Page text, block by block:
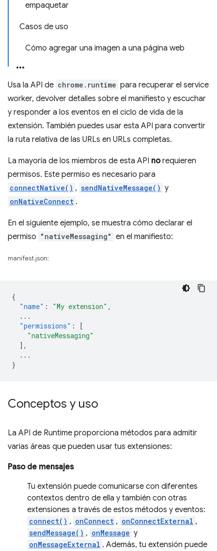
empaquetar
Casos de uso
Cómo agregar una imagen a una página web
Usa la API de chrome.runtime para recuperar el service
worker, devolver detalles sobre el manifiesto y escuchar
y responder a los eventos en el ciclo de vida de la
extensión. También puedes usar esta API para convertir
la ruta relativa de las URLs en URLs completas.
La mayoría de los miembros de esta API norequieren
permisos. Este permiso es necesario para
connectNative() , sendNativeMessage() y
onNativeConnect .
En el siguiente ejemplo, se muestra cómo declarar el
permiso "nativeMessaging" en el manifiesto:
manifest.json:
{
"name" : "My extension" ,
...
"permissions" :
[
"nativeMessaging"
],
...
}
Conceptos y uso
La API de Runtime proporciona métodos para admitir
varias áreas que pueden usar tus extensiones:
Paso de mensajes
Tu extensión puede comunicarse con diferentes
contextos dentro de ella y también con otras
extensiones a través de estos métodos y eventos:
connect() , onConnect , onConnectExternal ,
sendMessage() , onMessage y
onMessageExternal . Además, tu extensión puede